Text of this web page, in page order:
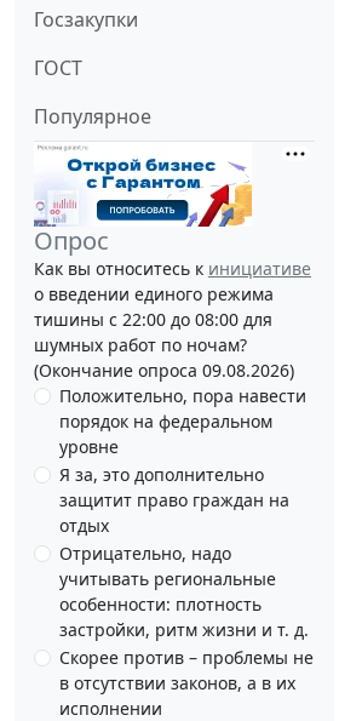
Госзакупки
ГОСТ
Популярное
Опрос
Как вы относитесь к инициативе
о введении единого режима
тишины с 22:00 до 08:00 для
шумных работ по ночам?
(Окончание опроса 09.08.2026)
Положительно, пора навести
порядок на федеральном
уровне
Я за, это дополнительно
защитит право граждан на
отдых
Отрицательно, надо
учитывать региональные
особенности: плотность
застройки, ритм жизни и т. д.
Скорее против – проблемы не
в отсутствии законов, а в их
исполнении